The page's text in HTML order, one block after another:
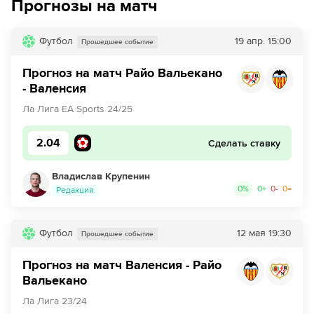
противника
40´ Г О О О О Л - Диего Лопес забивает с правой ноги!
41´ Фран Перес нарушает правила. Хосе Гайя пострадал
44´ Хавьер Герра пробует нанести удар издали, но Аугусто
45´ Хавьер Герра из команды Валенсия подал угловой
45´
45´ Валенсия совершает вбрасывание на половине поля
противника
Прогнозы на матч
Футбол Прошедшее событие 19 апр. 15:00
Прогноз на матч Райо Вальекано
- Валенсия
Ла Лига EA Sports 24/25
2.04 Сделать ставку
Владислав Крупенин
Редакция 0% 0+ 0- 0=
Футбол Прошедшее событие 12 мая 19:30
Прогноз на матч Валенсия - Райо
Вальекано
Ла Лига 23/24